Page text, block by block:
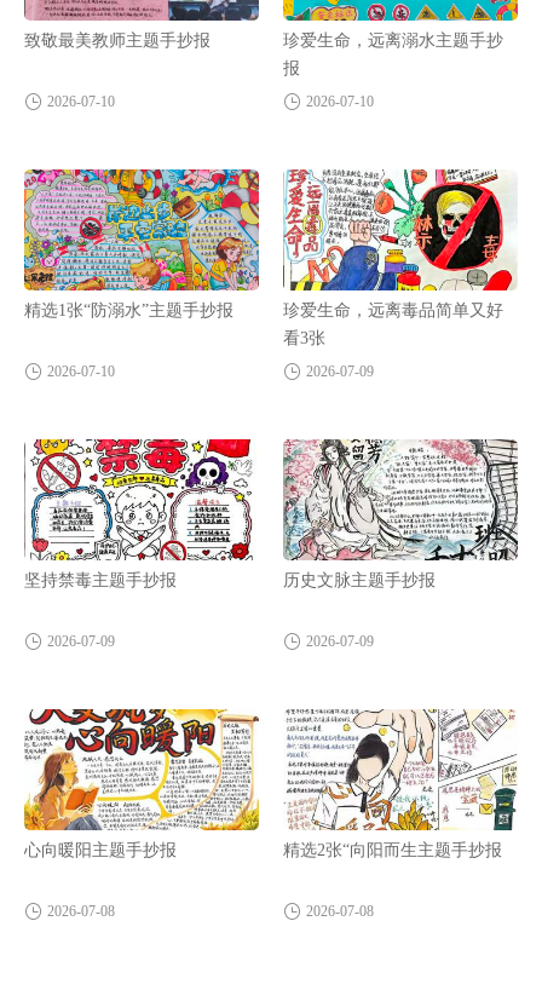
致敬最美教师主题手抄报
2026-07-10
珍爱生命，远离溺水主题手抄
报
2026-07-10
精选1张“防溺水”主题手抄报
2026-07-10
珍爱生命，远离毒品简单又好
看3张
2026-07-09
坚持禁毒主题手抄报
2026-07-09
历史文脉主题手抄报
2026-07-09
心向暖阳主题手抄报
2026-07-08
精选2张“向阳而生主题手抄报
2026-07-08